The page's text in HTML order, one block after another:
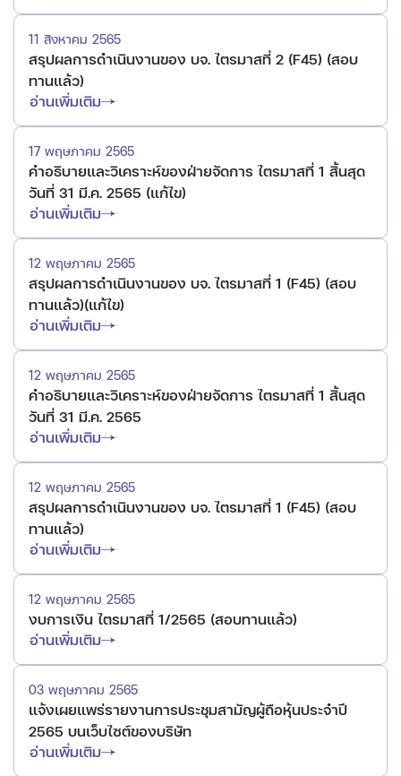
11 สิงหาคม 2565
สรุปผลการดำเนินงานของ บจ. ไตรมาสที่ 2 (F45) (สอบ
ทานแล้ว)
อ่านเพิ่มเติม
17 พฤษภาคม 2565
คำอธิบายและวิเคราะห์ของฝ่ายจัดการ ไตรมาสที่ 1 สิ้นสุด
วันที่ 31 มี.ค. 2565 (แก้ไข)
อ่านเพิ่มเติม
12 พฤษภาคม 2565
สรุปผลการดำเนินงานของ บจ. ไตรมาสที่ 1 (F45) (สอบ
ทานแล้ว)(แก้ไข)
อ่านเพิ่มเติม
12 พฤษภาคม 2565
คำอธิบายและวิเคราะห์ของฝ่ายจัดการ ไตรมาสที่ 1 สิ้นสุด
วันที่ 31 มี.ค. 2565
อ่านเพิ่มเติม
12 พฤษภาคม 2565
สรุปผลการดำเนินงานของ บจ. ไตรมาสที่ 1 (F45) (สอบ
ทานแล้ว)
อ่านเพิ่มเติม
12 พฤษภาคม 2565
งบการเงิน ไตรมาสที่ 1/2565 (สอบทานแล้ว)
อ่านเพิ่มเติม
03 พฤษภาคม 2565
แจ้งเผยแพร่รายงานการประชุมสามัญผู้ถือหุ้นประจำปี
2565 บนเว็บไซต์ของบริษัท
อ่านเพิ่มเติม